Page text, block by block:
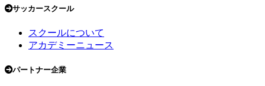
サッカースクール
スクールについて
アカデミーニュース
パートナー企業